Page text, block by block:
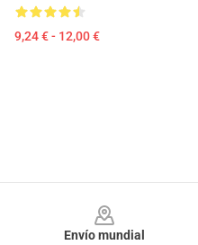
9,24 € - 12,00 €
Envío mundial